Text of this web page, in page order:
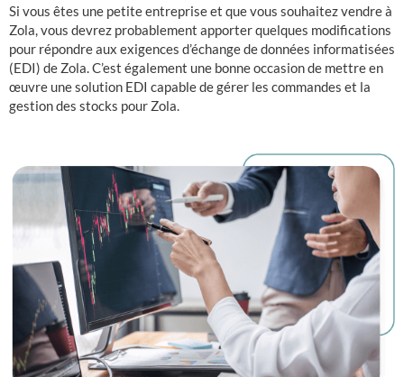
Si vous êtes une petite entreprise et que vous souhaitez vendre à
Zola, vous devrez probablement apporter quelques modifications
pour répondre aux exigences d’échange de données informatisées
(EDI) de Zola. C’est également une bonne occasion de mettre en
œuvre une solution EDI capable de gérer les commandes et la
gestion des stocks pour Zola.